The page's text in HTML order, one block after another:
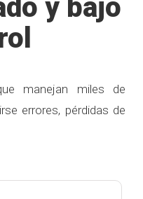
y bajo
manejan miles de
errores, pérdidas de